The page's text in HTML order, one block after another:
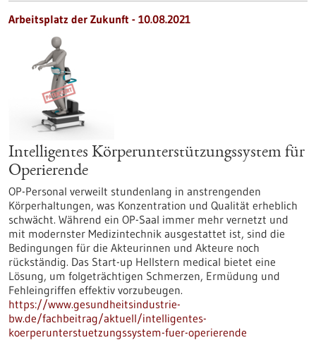
Arbeitsplatz der Zukunft - 10.08.2021
Intelligentes Körperunterstützungssystem für
Operierende
OP-Personal verweilt stundenlang in anstrengenden
Körperhaltungen, was Konzentration und Qualität erheblich
schwächt. Während ein OP-Saal immer mehr vernetzt und
mit modernster Medizintechnik ausgestattet ist, sind die
Bedingungen für die Akteurinnen und Akteure noch
rückständig. Das Start-up Hellstern medical bietet eine
Lösung, um folgeträchtigen Schmerzen, Ermüdung und
Fehleingriffen effektiv vorzubeugen.
https://www.gesundheitsindustrie-
bw.de/fachbeitrag/aktuell/intelligentes-
koerperunterstuetzungssystem-fuer-operierende